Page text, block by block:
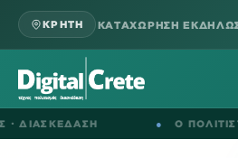
ΚΡΗΤΗ ΚΑΤΑΧΩΡΗΣΗ
Ο ΠΟΛΙΤΙΣΤΙΚΟΣ